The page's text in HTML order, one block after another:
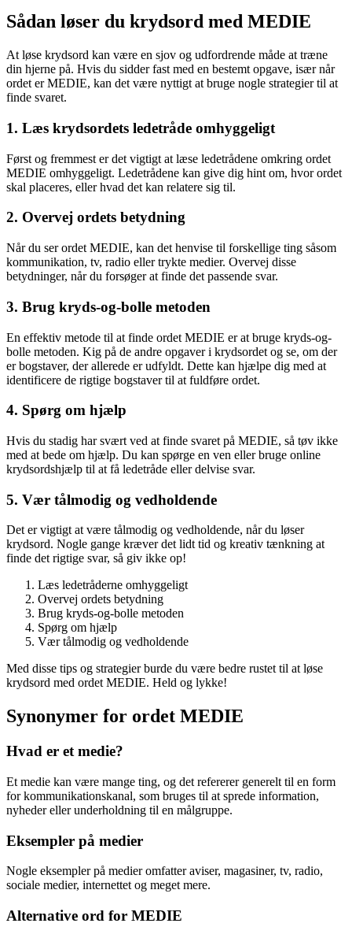
Sådan løser du krydsord med MEDIE
At løse krydsord kan være en sjov og udfordrende måde at træne
din hjerne på. Hvis du sidder fast med en bestemt opgave, især når
ordet er MEDIE, kan det være nyttigt at bruge nogle strategier til at
finde svaret.
1. Læs krydsordets ledetråde omhyggeligt
Først og fremmest er det vigtigt at læse ledetrådene omkring ordet
MEDIE omhyggeligt. Ledetrådene kan give dig hint om, hvor ordet
skal placeres, eller hvad det kan relatere sig til.
2. Overvej ordets betydning
Når du ser ordet MEDIE, kan det henvise til forskellige ting såsom
kommunikation, tv, radio eller trykte medier. Overvej disse
betydninger, når du forsøger at finde det passende svar.
3. Brug kryds-og-bolle metoden
En effektiv metode til at finde ordet MEDIE er at bruge kryds-og-
bolle metoden. Kig på de andre opgaver i krydsordet og se, om der
er bogstaver, der allerede er udfyldt. Dette kan hjælpe dig med at
identificere de rigtige bogstaver til at fuldføre ordet.
4. Spørg om hjælp
Hvis du stadig har svært ved at finde svaret på MEDIE, så tøv ikke
med at bede om hjælp. Du kan spørge en ven eller bruge online
krydsordshjælp til at få ledetråde eller delvise svar.
5. Vær tålmodig og vedholdende
Det er vigtigt at være tålmodig og vedholdende, når du løser
krydsord. Nogle gange kræver det lidt tid og kreativ tænkning at
finde det rigtige svar, så giv ikke op!
Læs ledetråderne omhyggeligt
Overvej ordets betydning
Brug kryds-og-bolle metoden
Spørg om hjælp
Vær tålmodig og vedholdende
Med disse tips og strategier burde du være bedre rustet til at løse
krydsord med ordet MEDIE. Held og lykke!
Synonymer for ordet MEDIE
Hvad er et medie?
Et medie kan være mange ting, og det refererer generelt til en form
for kommunikationskanal, som bruges til at sprede information,
nyheder eller underholdning til en målgruppe.
Eksempler på medier
Nogle eksempler på medier omfatter aviser, magasiner, tv, radio,
sociale medier, internettet og meget mere.
Alternative ord for MEDIE